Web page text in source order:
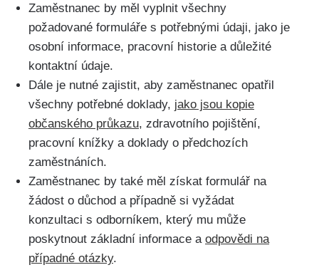
Zaměstnanec by měl vyplnit všechny
požadované formuláře s potřebnými údaji, jako je
osobní informace, pracovní historie a důležité
kontaktní údaje.
Dále je nutné zajistit, aby zaměstnanec opatřil
všechny potřebné doklady, jako jsou kopie
občanského průkazu, zdravotního pojištění,
pracovní knížky a doklady o předchozích
zaměstnáních.
Zaměstnanec by také měl získat formulář na
žádost o důchod a případně si vyžádat
konzultaci s odborníkem, který mu může
poskytnout základní informace a odpovědi na
případné otázky.